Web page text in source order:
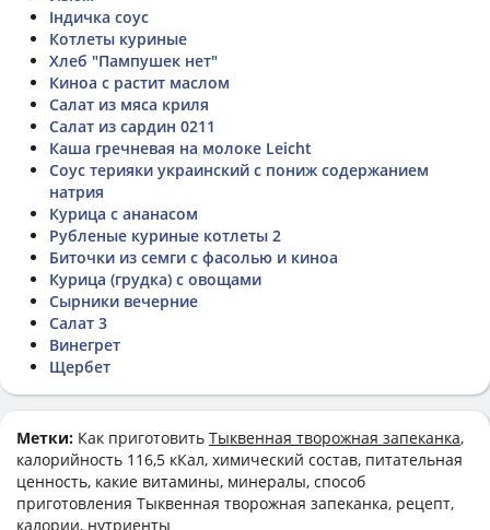
Індичка соус
Котлеты куриные
Хлеб "Пампушек нет"
Киноа с растит маслом
Салат из мяса криля
Салат из сардин 0211
Каша гречневая на молоке Leicht
Соус терияки украинский с пониж содержанием
натрия
Курица с ананасом
Рубленые куриные котлеты 2
Биточки из семги с фасолью и киноа
Курица (грудка) с овощами
Сырники вечерние
Салат 3
Винегрет
Щербет
Метки: Как приготовить Тыквенная творожная запеканка,
калорийность 116,5 кКал, химический состав, питательная
ценность, какие витамины, минералы, способ
приготовления Тыквенная творожная запеканка, рецепт,
калории, нутриенты